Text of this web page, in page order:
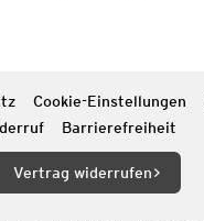
Cookie-Einstellungen
Barrierefreiheit
Vertrag widerrufen